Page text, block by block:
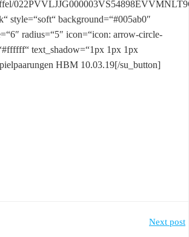
style=“soft“ background=“#005ab0″
radius=“5″ icon=“icon: arrow-circle-
text_shadow=“1px 1px 1px
HBM 10.03.19[/su_button]
Next post